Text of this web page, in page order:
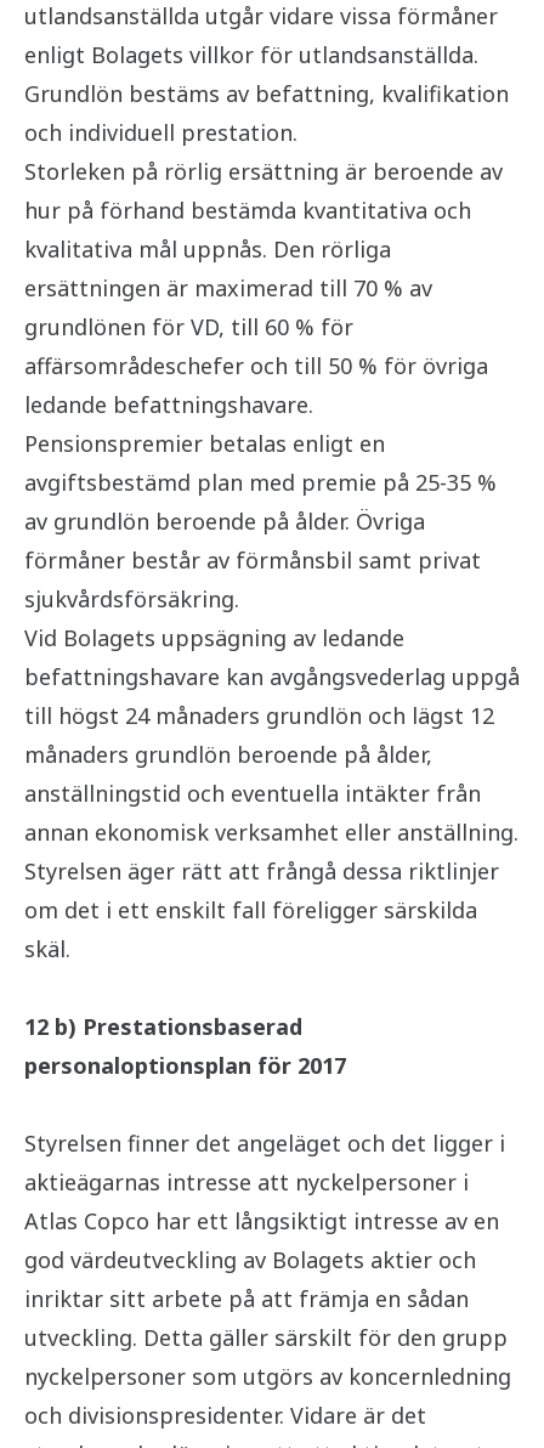
utlandsanställda utgår vidare vissa förmåner
enligt Bolagets villkor för utlandsanställda.
Grundlön bestäms av befattning, kvalifikation
och individuell prestation.
Storleken på rörlig ersättning är beroende av
hur på förhand bestämda kvantitativa och
kvalitativa mål uppnås. Den rörliga
ersättningen är maximerad till 70 % av
grundlönen för VD, till 60 % för
affärsområdeschefer och till 50 % för övriga
ledande befattningshavare.
Pensionspremier betalas enligt en
avgiftsbestämd plan med premie på 25-35 %
av grundlön beroende på ålder. Övriga
förmåner består av förmånsbil samt privat
sjukvårdsförsäkring.
Vid Bolagets uppsägning av ledande
befattningshavare kan avgångsvederlag uppgå
till högst 24 månaders grundlön och lägst 12
månaders grundlön beroende på ålder,
anställningstid och eventuella intäkter från
annan ekonomisk verksamhet eller anställning.
Styrelsen äger rätt att frångå dessa riktlinjer
om det i ett enskilt fall föreligger särskilda
skäl.
12 b) Prestationsbaserad
personaloptionsplan för 2017
Styrelsen finner det angeläget och det ligger i
aktieägarnas intresse att nyckelpersoner i
Atlas Copco har ett långsiktigt intresse av en
god värdeutveckling av Bolagets aktier och
inriktar sitt arbete på att främja en sådan
utveckling. Detta gäller särskilt för den grupp
nyckelpersoner som utgörs av koncernledning
och divisionspresidenter. Vidare är det